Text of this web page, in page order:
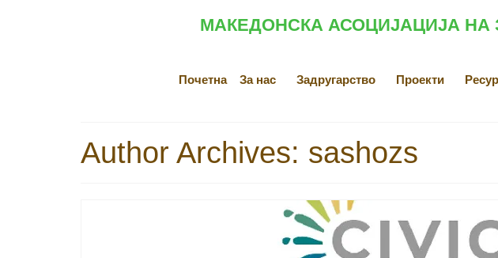
МАКЕДОНСКА АСОЦИЈАЦИЈА НА
Почетна За нас Задругарство Проекти
Author Archives: sashozs